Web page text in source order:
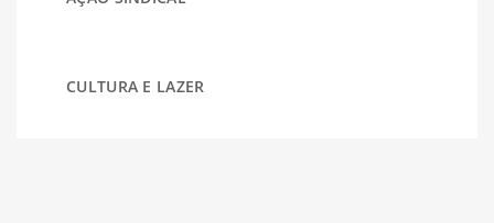
CULTURA E LAZER